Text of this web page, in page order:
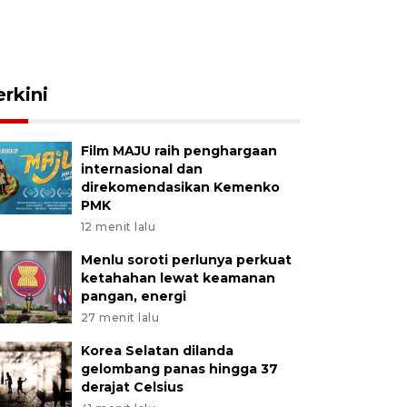
Film MAJU raih penghargaan
internasional dan
direkomendasikan Kemenko
PMK
12 menit lalu
Menlu soroti perlunya perkuat
ketahahan lewat keamanan
pangan, energi
27 menit lalu
Korea Selatan dilanda
gelombang panas hingga 37
derajat Celsius